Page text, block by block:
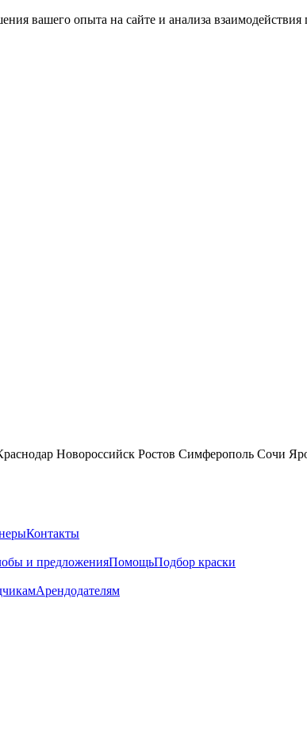
вашего опыта на сайте и анализа
Новороссийск Ростов Симферополь Сочи
Контакты
и предложенияПомощьПодбор краски
Арендодателям